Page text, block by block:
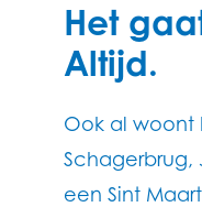
Het
Altijd.
Ook al woont
Schagerbrug,
een Sint